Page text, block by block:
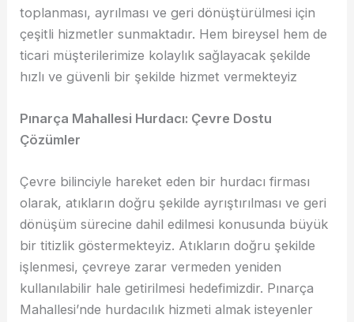
toplanması, ayrılması ve geri dönüştürülmesi için
çeşitli hizmetler sunmaktadır. Hem bireysel hem de
ticari müşterilerimize kolaylık sağlayacak şekilde
hızlı ve güvenli bir şekilde hizmet vermekteyiz
Pınarça Mahallesi Hurdacı: Çevre Dostu
Çözümler
Çevre bilinciyle hareket eden bir hurdacı firması
olarak, atıkların doğru şekilde ayrıştırılması ve geri
dönüşüm sürecine dahil edilmesi konusunda büyük
bir titizlik göstermekteyiz. Atıkların doğru şekilde
işlenmesi, çevreye zarar vermeden yeniden
kullanılabilir hale getirilmesi hedefimizdir. Pınarça
Mahallesi’nde hurdacılık hizmeti almak isteyenler